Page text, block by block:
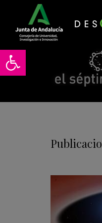
Abrir barra de herramientas